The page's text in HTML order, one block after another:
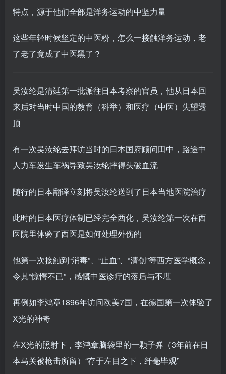
特点，源于他们全部是洋务运动的中坚力量
这些年轻时候坚定的中医粉，怎么一接触洋务运动，老
了老了竟成了中医黑了？
吴汝纶是清廷第一批派往日本考察的官员，他从日本回
来后对当时中国的教育（科举）和医疗（中医）失望透
顶
有一次吴汝纶去拜访当时的日本国府顾问田中，路途中
人力车发生车祸导致吴汝纶摔得头破血流
随行的日本翻译立刻将吴汝纶送到了日本当地医院治疗
此时的日本医疗体制已经完全西化，吴汝纶第一次在西
医院里体验了西医是如何处理外伤的
他第一次接触到“消毒”、“止血”、“清创”等西方医学概念，
令其“惊愕不已”，感慨中医诊疗的落后与不堪
再例如李鸿章1896年访问欧美7国，在德国第一次体验了
X光的神奇
在X光的照射下，李鸿章脑袋里的一颗子弹（3年前在日
本马关被枪击所留）“存于左目之下，纤毫毕观”